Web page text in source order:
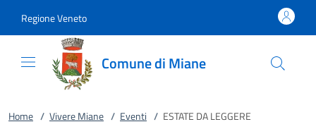
Regione Veneto
Comune di Miane
Home / Vivere Miane / Eventi / ESTATE DA LEGGERE